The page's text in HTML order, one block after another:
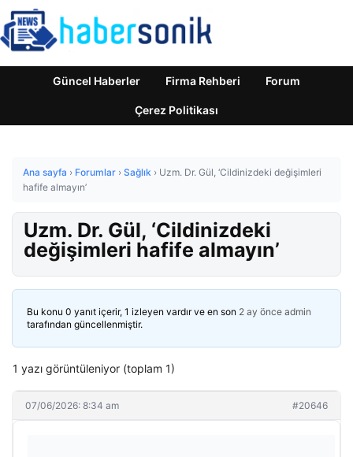
Güncel Haberler Firma Rehberi Forum
Çerez Politikası
Ana sayfa › Forumlar › Sağlık › Uzm. Dr. Gül, ‘Cildinizdeki değişimleri
hafife almayın’
Uzm. Dr. Gül, ‘Cildinizdeki
değişimleri hafife almayın’
Bu konu 0 yanıt içerir, 1 izleyen vardır ve en son 2 ay önce admin
tarafından güncellenmiştir.
1 yazı görüntüleniyor (toplam 1)
07/06/2026: 8:34 am #20646